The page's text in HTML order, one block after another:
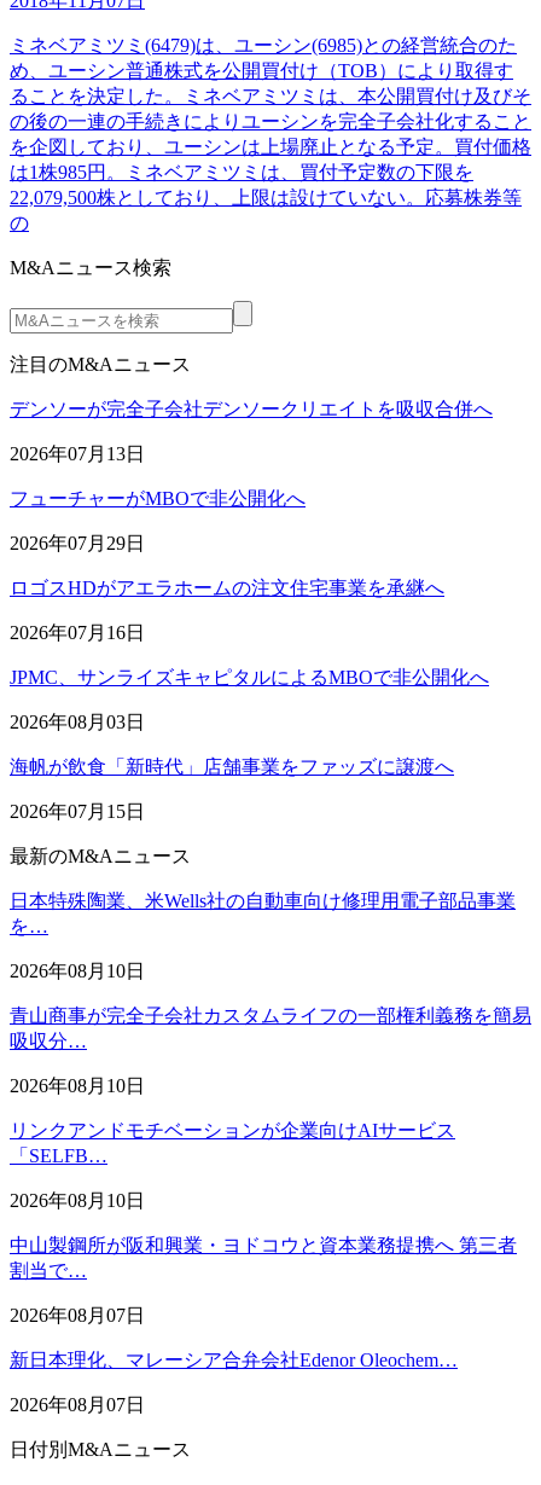
ミネベアミツミ(6479)は、ユーシン(6985)との経営統合のた
め、ユーシン普通株式を公開買付け（TOB）により取得す
ることを決定した。ミネベアミツミは、本公開買付け及びそ
の後の一連の手続きによりユーシンを完全子会社化すること
を企図しており、ユーシンは上場廃止となる予定。買付価格
は1株985円。ミネベアミツミは、買付予定数の下限を
22,079,500株としており、上限は設けていない。応募株券等
の
M&Aニュース検索
注目のM&Aニュース
デンソーが完全子会社デンソークリエイトを吸収合併へ
2026年07月13日
フューチャーがMBOで非公開化へ
2026年07月29日
ロゴスHDがアエラホームの注文住宅事業を承継へ
2026年07月16日
JPMC、サンライズキャピタルによるMBOで非公開化へ
2026年08月03日
海帆が飲食「新時代」店舗事業をファッズに譲渡へ
2026年07月15日
最新のM&Aニュース
日本特殊陶業、米Wells社の自動車向け修理用電子部品事業
を…
2026年08月10日
青山商事が完全子会社カスタムライフの一部権利義務を簡易
吸収分…
2026年08月10日
リンクアンドモチベーションが企業向けAIサービス
「SELFB…
2026年08月10日
中山製鋼所が阪和興業・ヨドコウと資本業務提携へ 第三者
割当で…
2026年08月07日
新日本理化、マレーシア合弁会社Edenor Oleochem…
2026年08月07日
日付別M&Aニュース